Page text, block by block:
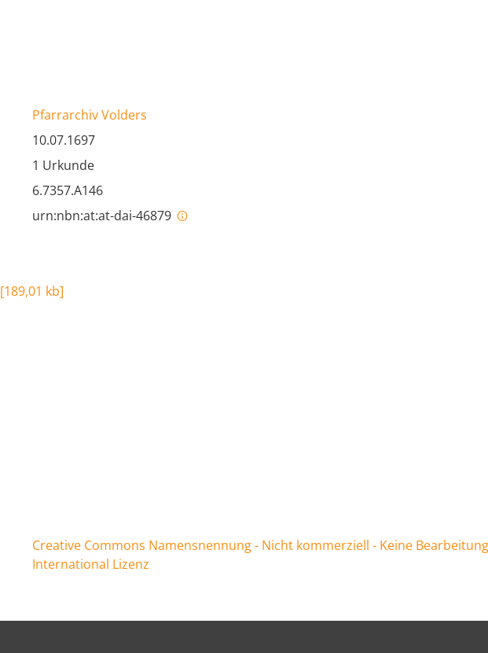
Pfarrarchiv Volders
10.07.1697
1 Urkunde
6.7357.A146
urn:nbn:at:at-dai-46879
[189,01 kb]
Creative Commons Namensnennung - Nicht kommerziell - Keine
International Lizenz